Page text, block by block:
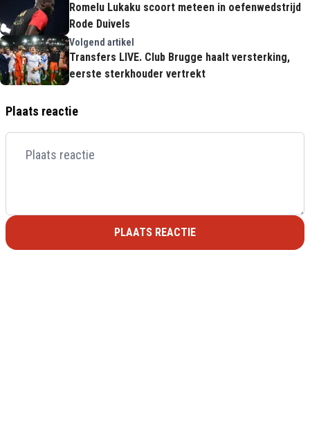
Romelu Lukaku scoort meteen in oefenwedstrijd
Rode Duivels
Volgend artikel
Transfers LIVE. Club Brugge haalt versterking,
eerste sterkhouder vertrekt
Plaats reactie
PLAATS REACTIE